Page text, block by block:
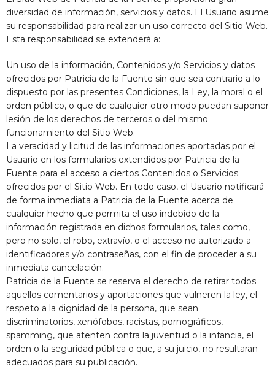
diversidad de información, servicios y datos. El Usuario asume
su responsabilidad para realizar un uso correcto del Sitio Web.
Esta responsabilidad se extenderá a:
Un uso de la información, Contenidos y/o Servicios y datos
ofrecidos por Patricia de la Fuente sin que sea contrario a lo
dispuesto por las presentes Condiciones, la Ley, la moral o el
orden público, o que de cualquier otro modo puedan suponer
lesión de los derechos de terceros o del mismo
funcionamiento del Sitio Web.
La veracidad y licitud de las informaciones aportadas por el
Usuario en los formularios extendidos por Patricia de la
Fuente para el acceso a ciertos Contenidos o Servicios
ofrecidos por el Sitio Web. En todo caso, el Usuario notificará
de forma inmediata a Patricia de la Fuente acerca de
cualquier hecho que permita el uso indebido de la
información registrada en dichos formularios, tales como,
pero no solo, el robo, extravío, o el acceso no autorizado a
identificadores y/o contraseñas, con el fin de proceder a su
inmediata cancelación.
Patricia de la Fuente se reserva el derecho de retirar todos
aquellos comentarios y aportaciones que vulneren la ley, el
respeto a la dignidad de la persona, que sean
discriminatorios, xenófobos, racistas, pornográficos,
spamming, que atenten contra la juventud o la infancia, el
orden o la seguridad pública o que, a su juicio, no resultaran
adecuados para su publicación.